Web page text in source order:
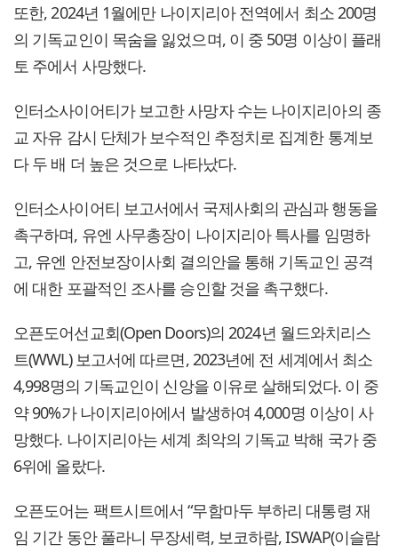
또한, 2024년 1월에만 나이지리아 전역에서 최소 200명
의 기독교인이 목숨을 잃었으며, 이 중 50명 이상이 플래
토 주에서 사망했다.
인터소사이어티가 보고한 사망자 수는 나이지리아의 종
교 자유 감시 단체가 보수적인 추정치로 집계한 통계보
다 두 배 더 높은 것으로 나타났다.
인터소사이어티 보고서에서 국제사회의 관심과 행동을
촉구하며, 유엔 사무총장이 나이지리아 특사를 임명하
고, 유엔 안전보장이사회 결의안을 통해 기독교인 공격
에 대한 포괄적인 조사를 승인할 것을 촉구했다.
오픈도어선교회(Open Doors)의 2024년 월드와치리스
트(WWL) 보고서에 따르면, 2023년에 전 세계에서 최소
4,998명의 기독교인이 신앙을 이유로 살해되었다. 이 중
약 90%가 나이지리아에서 발생하여 4,000명 이상이 사
망했다. 나이지리아는 세계 최악의 기독교 박해 국가 중
6위에 올랐다.
오픈도어는 팩트시트에서 “무함마두 부하리 대통령 재
임 기간 동안 풀라니 무장세력, 보코하람, ISWAP(이슬람